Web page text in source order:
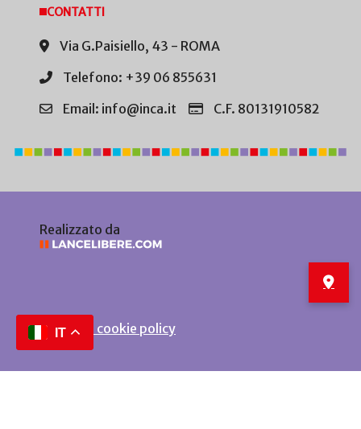
CONTATTI
Via G.Paisiello, 43 - ROMA
Telefono: +39 06 855631
Email: info@inca.it
C.F. 80131910582
Realizzato da
Privacy e cookie policy
IT